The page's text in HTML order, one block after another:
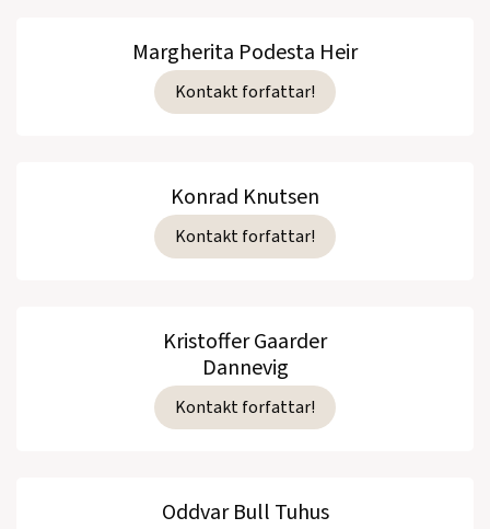
Margherita Podesta Heir
Kontakt forfattar!
Konrad Knutsen
Kontakt forfattar!
Kristoffer Gaarder
Dannevig
Kontakt forfattar!
Oddvar Bull Tuhus